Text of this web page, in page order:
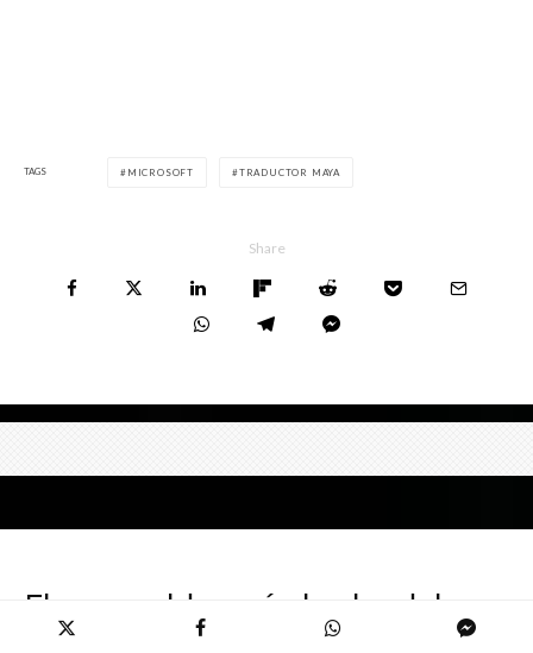
TAGS MICROSOFT TRADUCTOR MAYA
Share
El esmeralda será el color del
2013, según Pantone